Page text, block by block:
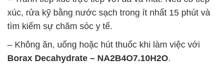
xúc, rửa kỹ bằng nước sạch trong ít nhất 15 phút và
tìm kiếm sự chăm sóc y tế.
– Không ăn, uống hoặc hút thuốc khi làm việc với
Borax Decahydrate – NA2B4O7.10H2O.